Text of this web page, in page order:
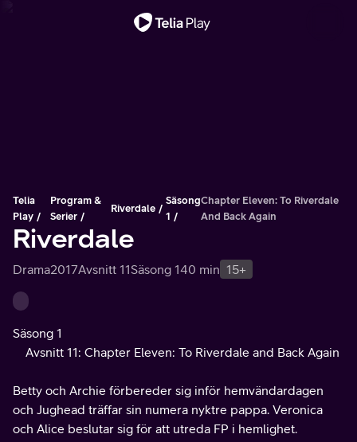
Telia
Play
Program &
Serier
Riverdale
Säsong
1
Chapter Eleven: To Riverdale
And Back Again
Riverdale
Drama2017Avsnitt 11Säsong 140 min 15+
Säsong 1
Avsnitt 11: Chapter Eleven: To Riverdale and Back Again
Betty och Archie förbereder sig inför hemvändardagen
och Jughead träffar sin numera nyktre pappa. Veronica
och Alice beslutar sig för att utreda FP i hemlighet.